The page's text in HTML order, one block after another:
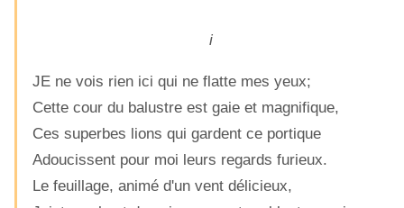
i
JE ne vois rien ici qui ne flatte mes yeux;
Cette cour du balustre est gaie et magnifique,
Ces superbes lions qui gardent ce portique
Adoucissent pour moi leurs regards furieux.
Le feuillage, animé d'un vent délicieux,